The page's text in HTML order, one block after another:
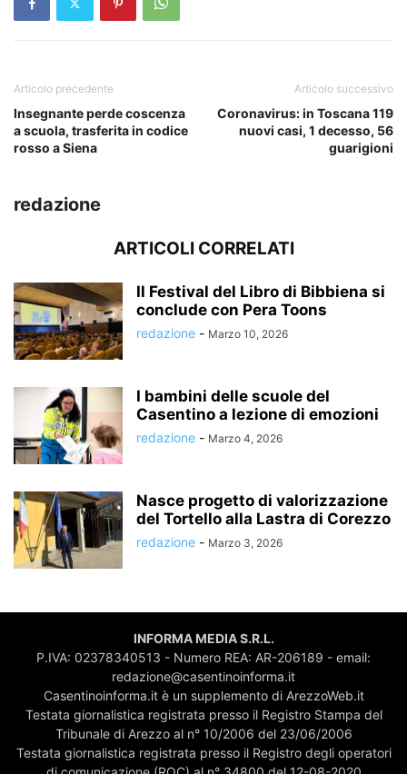
Articolo precedente
Insegnante perde coscenza
a scuola, trasferita in codice
rosso a Siena
Articolo successivo
Coronavirus: in Toscana 119
nuovi casi, 1 decesso, 56
guarigioni
redazione
ARTICOLI CORRELATI
Il Festival del Libro di Bibbiena si
conclude con Pera Toons
redazione - Marzo 10, 2026
I bambini delle scuole del
Casentino a lezione di emozioni
redazione - Marzo 4, 2026
Nasce progetto di valorizzazione
del Tortello alla Lastra di Corezzo
redazione - Marzo 3, 2026
INFORMA MEDIA S.R.L.
P.IVA: 02378340513 - Numero REA: AR-206189 - email:
redazione@casentinoinforma.it
Casentinoinforma.it è un supplemento di ArezzoWeb.it
Testata giornalistica registrata presso il Registro Stampa del
Tribunale di Arezzo al n° 10/2006 del 23/06/2006
Testata giornalistica registrata presso il Registro degli operatori